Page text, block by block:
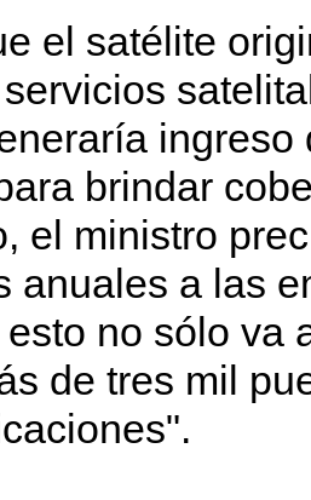
el satélite
brindar
el ministro
anuales a las
no sólo va
de tres mil